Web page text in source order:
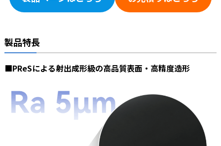
製品特長
■PReSによる射出成形級の高品質表面・高精度造形